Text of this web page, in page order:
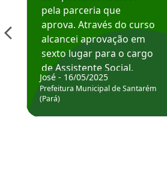
pela parceria que
aprova. Através do curso
alcancei aprovação em
sexto lugar para o cargo
de Assistente Social.
Hoje estou atuando na
Prefeitura de Santarém.
José - 16/05/2025
Prefeitura Municipal de Santarém
(Pará)